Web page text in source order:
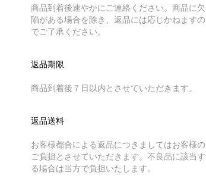
商品到着後速やかにご連絡ください。商品に欠
陥がある場合を除き、返品には応じかねますの
でご了承ください。
返品期限
商品到着後７日以内とさせていただきます。
返品送料
お客様都合による返品につきましてはお客様の
ご負担とさせていただきます。不良品に該当す
る場合は当方で負担いたします。